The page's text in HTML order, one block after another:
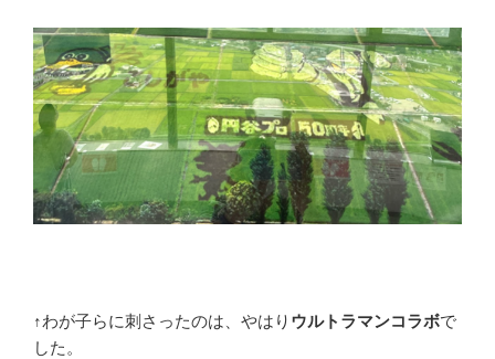
↑わが子らに刺さったのは、やはり ウルトラマンコラボで
した。